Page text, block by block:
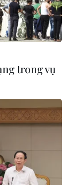
các bên
chống đối
trong vụ